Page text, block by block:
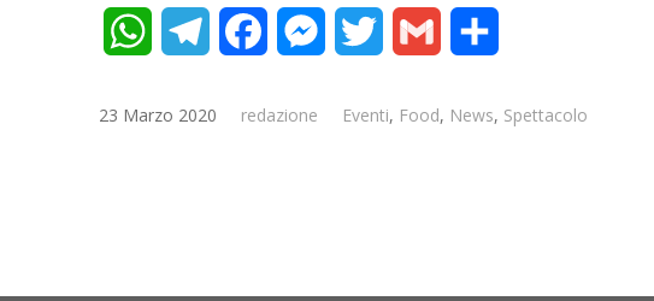
WhatsAppTelegramFacebookMessenger
Twitter Gmail
23 Marzo 2020 redazione Eventi, Food, News, Spettacolo